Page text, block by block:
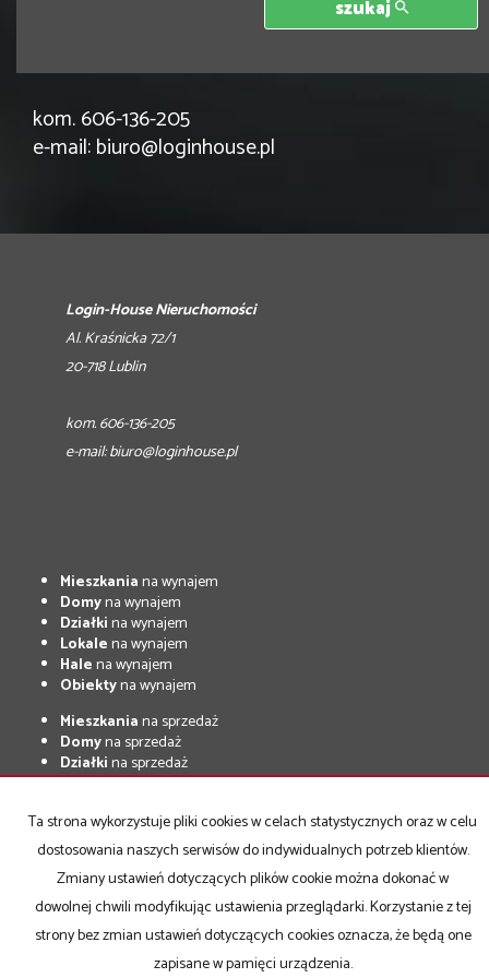
szukaj
kom. 606-136-205
e-mail:biuro@loginhouse.pl
Login-House Nieruchomości
Al. Kraśnicka 72/1
20-718 Lublin
kom. 606-136-205
e-mail:biuro@loginhouse.pl
Mieszkaniana wynajem
Domyna wynajem
Działkina wynajem
Lokalena wynajem
Halena wynajem
Obiektyna wynajem
Mieszkaniana sprzedaż
Domyna sprzedaż
Działkina sprzedaż
Lokalena sprzedaż
Obiektyna sprzedaż
LoginHouse 2026Program dla biur nieruchomościGalactica Virgo
Ta strona wykorzystuje pliki cookies w celach statystycznych oraz w celu
dostosowania naszych serwisów do indywidualnych potrzeb klientów.
Zmiany ustawień dotyczących plików cookie można dokonać w
dowolnej chwili modyfikując ustawienia przeglądarki. Korzystanie z tej
strony bez zmian ustawień dotyczących cookies oznacza, że będą one
zapisane w pamięci urządzenia.